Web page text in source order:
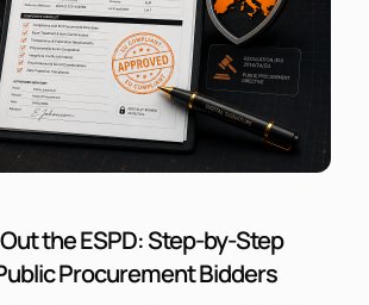
the ESPD: Step-by-Step
Procurement Bidders